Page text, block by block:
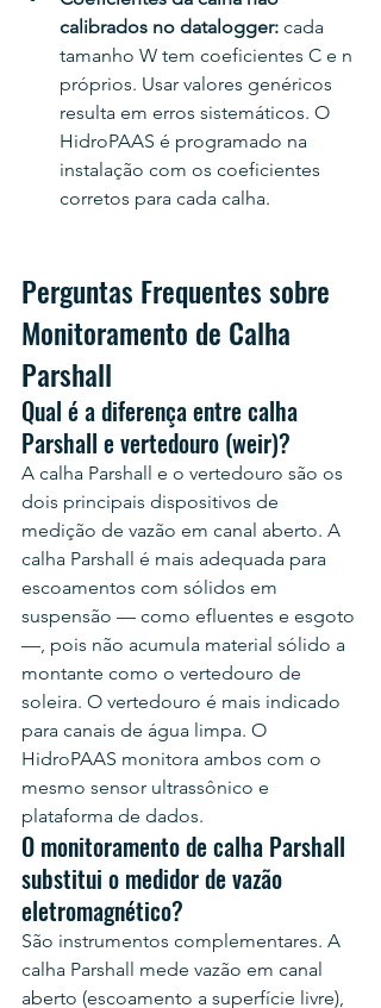
calibrados no datalogger: cada
tamanho W tem coeficientes C e n
próprios. Usar valores genéricos
resulta em erros sistemáticos. O
HidroPAAS é programado na
instalação com os coeficientes
corretos para cada calha.
Perguntas Frequentes sobre
Monitoramento de Calha
Parshall
Qual é a diferença entre calha
Parshall e vertedouro (weir)?
A calha Parshall e o vertedouro são os
dois principais dispositivos de
medição de vazão em canal aberto. A
calha Parshall é mais adequada para
escoamentos com sólidos em
suspensão — como efluentes e esgoto
—, pois não acumula material sólido a
montante como o vertedouro de
soleira. O vertedouro é mais indicado
para canais de água limpa. O
HidroPAAS monitora ambos com o
mesmo sensor ultrassônico e
plataforma de dados.
O monitoramento de calha Parshall
substitui o medidor de vazão
eletromagnético?
São instrumentos complementares. A
calha Parshall mede vazão em canal
aberto (escoamento a superfície livre),